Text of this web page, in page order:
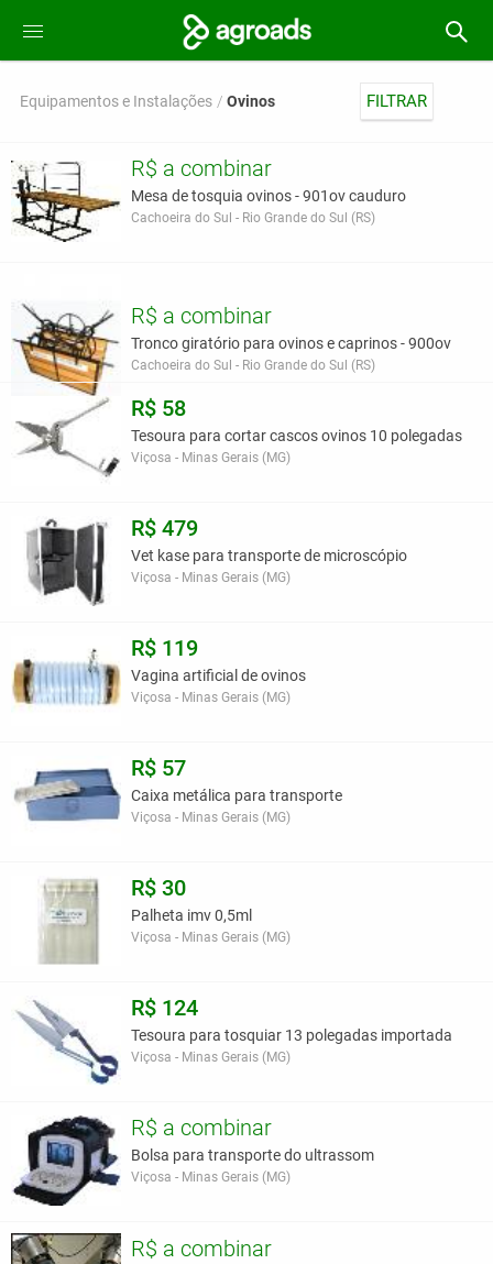
Equipamentos e Instalações Ovinos FILTRAR
R$ a combinar
Mesa de tosquia ovinos - 901ov cauduro
Cachoeira do Sul - Rio Grande do Sul (RS)
R$ a combinar
Tronco giratório para ovinos e caprinos - 900ov
Cachoeira do Sul - Rio Grande do Sul (RS)
R$ 58
Tesoura para cortar cascos ovinos 10 polegadas
Viçosa - Minas Gerais (MG)
R$ 479
Vet kase para transporte de microscópio
Viçosa - Minas Gerais (MG)
R$ 119
Vagina artificial de ovinos
Viçosa - Minas Gerais (MG)
R$ 57
Caixa metálica para transporte
Viçosa - Minas Gerais (MG)
R$ 30
Palheta imv 0,5ml
Viçosa - Minas Gerais (MG)
R$ 124
Tesoura para tosquiar 13 polegadas importada
Viçosa - Minas Gerais (MG)
R$ a combinar
Bolsa para transporte do ultrassom
Viçosa - Minas Gerais (MG)
R$ a combinar